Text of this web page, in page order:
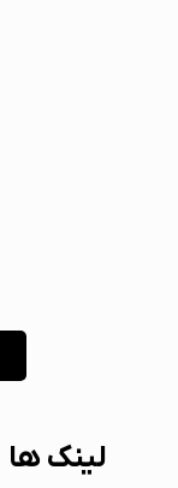
لینک ها